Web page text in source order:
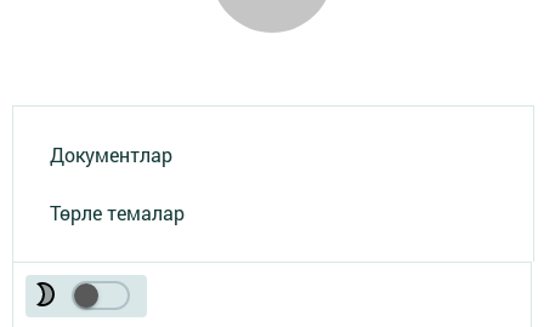
Документлар
Төрле темалар